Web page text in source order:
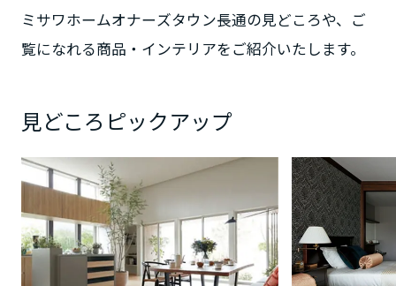
ミサワホームオナーズタウン長通の見どころや、ご
覧になれる商品・インテリアをご紹介いたします。
見どころピックアップ
愛知県
三重県
近畿エリア
滋賀県